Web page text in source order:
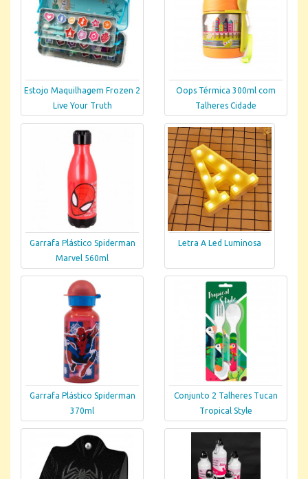
Estojo Maquilhagem Frozen 2
Live Your Truth
Oops Térmica 300ml com
Talheres Cidade
Garrafa Plástico Spiderman
Marvel 560ml
Letra A Led Luminosa
Garrafa Plástico Spiderman
370ml
Conjunto 2 Talheres Tucan
Tropical Style